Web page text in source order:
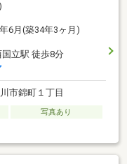
6月(築34年3ヶ月)
立駅 徒歩8分
市錦町１丁目
写真あり